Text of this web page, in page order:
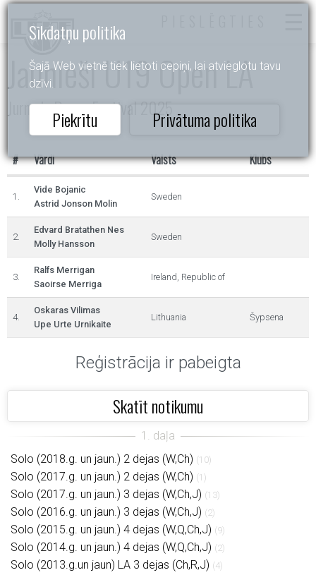
Sīkdatņu politika
Šajā Web vietnē tiek lietoti cepiņi, lai atvieglotu tavu
dzīvi.
Piekrītu Privātuma politika
Jaunieši U19 Open LA
Jurmala Dance Festival 2025
# Vārdi Valsts Klubs
1.
Vide Bojanic
Astrid Jonson Molin
Sweden
2.
Edvard Bratathen Nes
Molly Hansson
Sweden
3.
Ralfs Merrigan
Saoirse Merriga
Ireland, Republic of
4.
Oskaras Vilimas
Upe Urte Urnikaite
Lithuania Šypsena
Reģistrācija ir pabeigta
Skatīt notikumu
Solo (2018.g. un jaun.) 2 dejas (W,Ch) (10)
Solo (2017.g. un jaun.) 2 dejas (W,Ch) (1)
Solo (2017.g. un jaun.) 3 dejas (W,Ch,J) (13)
Solo (2016.g. un jaun.) 3 dejas (W,Ch,J) (2)
Solo (2015.g. un jaun.) 4 dejas (W,Q,Ch,J) (9)
Solo (2014.g. un jaun.) 4 dejas (W,Q,Ch,J) (2)
Solo (2013.g.un jaun) LA 3 dejas (Ch,R,J) (4)